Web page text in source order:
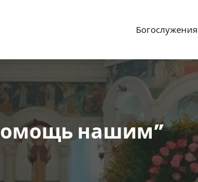
Богослужения
нашим”